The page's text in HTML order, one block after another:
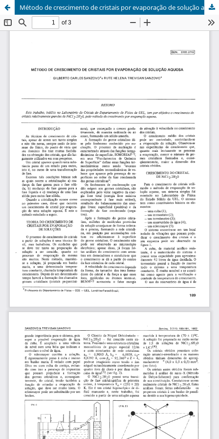
Método de crescimento de cristais por evaporação de solução aquosa